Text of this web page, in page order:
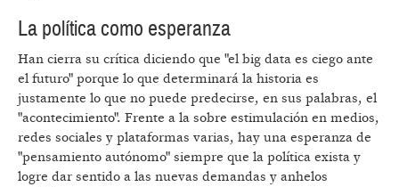
La política como esperanza
Han cierra su crítica diciendo que "el big data es ciego ante
el futuro" porque lo que determinará la historia es
justamente lo que no puede predecirse, en sus palabras, el
"acontecimiento". Frente a la sobre estimulación en medios,
redes sociales y plataformas varias, hay una esperanza de
"pensamiento autónomo" siempre que la política exista y
logre dar sentido a las nuevas demandas y anhelos